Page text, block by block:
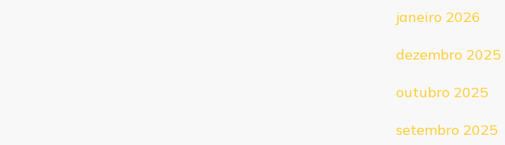
janeiro 2026
dezembro 2025
outubro 2025
setembro 2025